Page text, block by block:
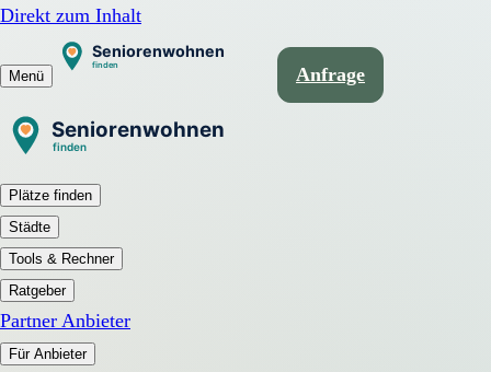
Direkt zum Inhalt
Menü Anfrage
Plätze finden
Städte
Tools & Rechner
Ratgeber
Partner Anbieter
Für Anbieter